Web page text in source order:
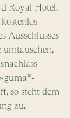
Royal Hotel,
Ausschlusses
guma®-
so steht dem
zu.